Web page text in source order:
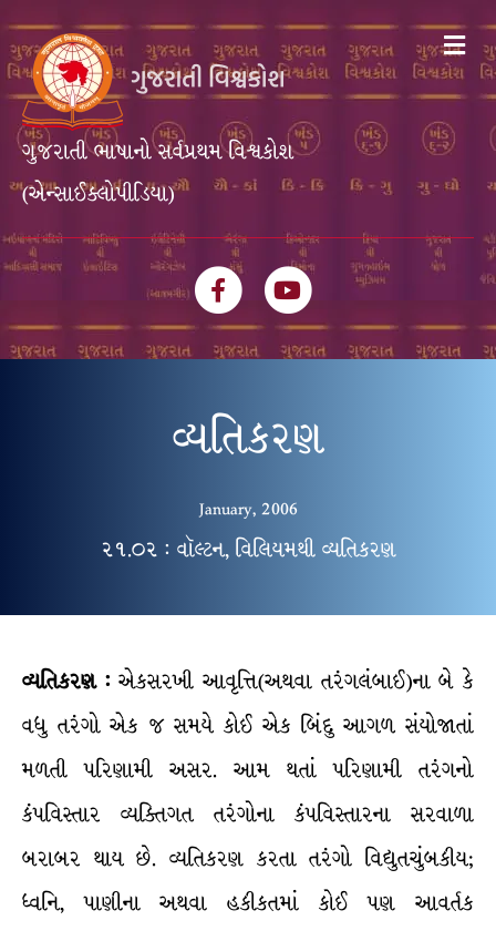
ગુજરાતી ભાષાનો સર્વપ્રથમ વિશ્વકોશ
(એન્સાઈક્લોપીડિયા)
FacebookYoutube
વ્યતિકરણ
January, 2006
૨૧.૦૨ : વૉલ્ટન, વિલિયમથી વ્યતિકરણ
વ્યતિકરણ: એકસરખી આવૃત્તિ(અથવા તરંગલંબાઈ)ના બે કે
વધુ તરંગો એક જ સમયે કોઈ એક બિંદુ આગળ સંયોજાતાં
મળતી પરિણામી અસર. આમ થતાં પરિણામી તરંગનો
કંપવિસ્તાર વ્યક્તિગત તરંગોના કંપવિસ્તારના સરવાળા
બરાબર થાય છે. વ્યતિકરણ કરતા તરંગો વિદ્યુતચુંબકીય;
ધ્વનિ, પાણીના અથવા હકીકતમાં કોઈ પણ આવર્તક